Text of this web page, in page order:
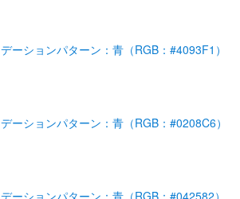
ーションパターン：青（RGB：#4093F1）
ーションパターン：青（RGB：#0208C6）